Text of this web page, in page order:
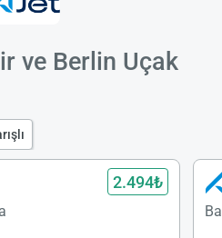
ve Berlin Uçak
2.494₺